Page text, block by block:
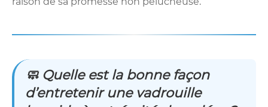
🧼 Quelle est la bonne façon
d’entretenir une vadrouille